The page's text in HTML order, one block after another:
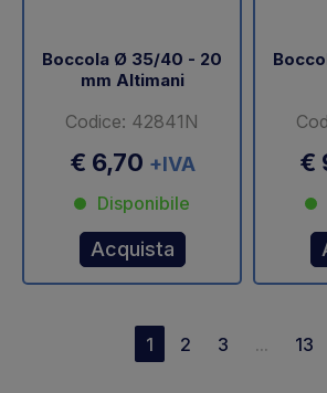
Boccola Ø 35/40 - 20
mm Altimani
Codice: 42841N
€ 6,70 +IVA
Disponibile
Acquista
€
1 2 3 ... 13